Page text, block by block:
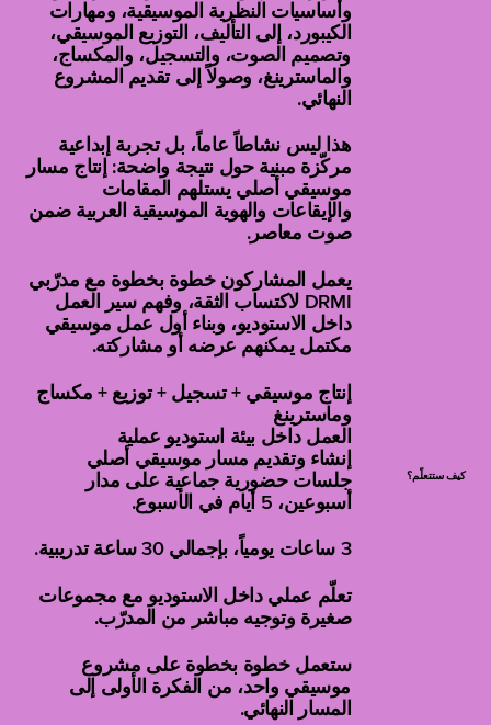
وأساسيات النظرية الموسيقية، ومهارات
الكيبورد، إلى التأليف، التوزيع الموسيقي،
وتصميم الصوت، والتسجيل، والمكساج،
والماسترينغ، وصولاً إلى تقديم المشروع
النهائي.
هذا ليس نشاطاً عاماً، بل تجربة إبداعية
مركّزة مبنية حول نتيجة واضحة: إنتاج مسار
موسيقي أصلي يستلهم المقامات
والإيقاعات والهوية الموسيقية العربية ضمن
صوت معاصر.
يعمل المشاركون خطوة بخطوة مع مدرّبي
DRMI لاكتساب الثقة، وفهم سير العمل
داخل الاستوديو، وبناء أول عمل موسيقي
مكتمل يمكنهم عرضه أو مشاركته.
إنتاج موسيقي + تسجيل + توزيع + مكساج
وماسترينغ
العمل داخل بيئة استوديو عملية
إنشاء وتقديم مسار موسيقي أصلي
كيف ستتعلّم؟
جلسات حضورية جماعية على مدار
أسبوعين، 5 أيام في الأسبوع.
3 ساعات يومياً، بإجمالي 30 ساعة تدريبية.
تعلّم عملي داخل الاستوديو مع مجموعات
صغيرة وتوجيه مباشر من المدرّب.
ستعمل خطوة بخطوة على مشروع
موسيقي واحد، من الفكرة الأولى إلى
المسار النهائي.